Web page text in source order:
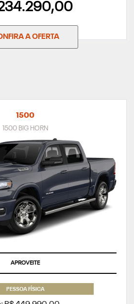
A OFERTA
1500
1500 BIG HORN
APROVEITE
PESSOA FÍSICA